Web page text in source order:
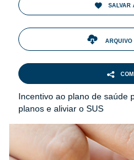
SALVAR
ARQUIVO
Incentivo ao plano de saúde
planos e aliviar o SUS